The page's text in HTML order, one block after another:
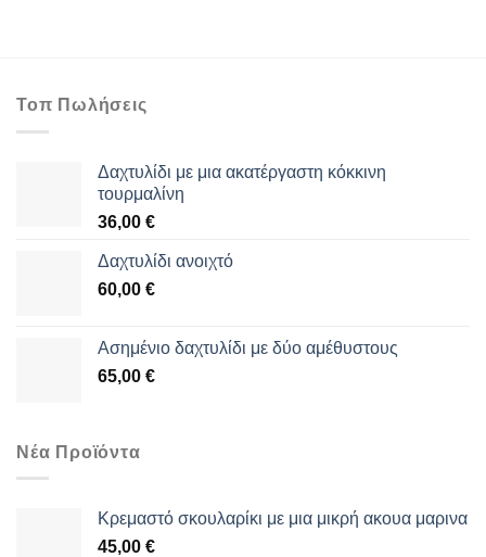
Τοπ Πωλήσεις
Δαχτυλίδι με μια ακατέργαστη κόκκινη
τουρμαλίνη
36,00 €
Δαχτυλίδι ανοιχτό
60,00 €
Aσημένιο δαχτυλίδι με δύο αμέθυστους
65,00 €
Νέα Προϊόντα
Κρεμαστό σκουλαρίκι με μια μικρή ακουα μαρινα
45,00 €